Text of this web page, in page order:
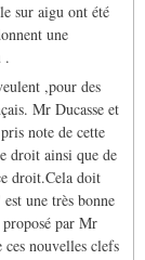
sur aigu ont été
une
.
,pour des
Mr Ducasse et
note de cette
droit ainsi que de
droit.Cela doit
une très bonne
proposé par Mr
ces nouvelles clefs